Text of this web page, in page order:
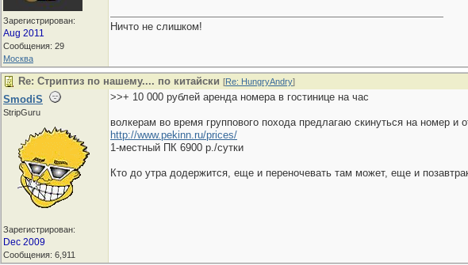
Зарегистрирован:
Aug 2011
Сообщения: 29
Москва
Ничто не слишком!
Re: Стриптиз по нашему.... по китайски [Re: HungryAndry]
SmodiS
StripGuru
Зарегистрирован:
Dec 2009
Сообщения: 6,911
>>+ 10 000 рублей аренда номера в гостинице на час
волкерам во время группового похода предлагаю скинуться на номер и
http://www.pekinn.ru/prices/
1-местный ПК 6900 р./сутки
Кто до утра додержится, еще и переночевать там может, еще и